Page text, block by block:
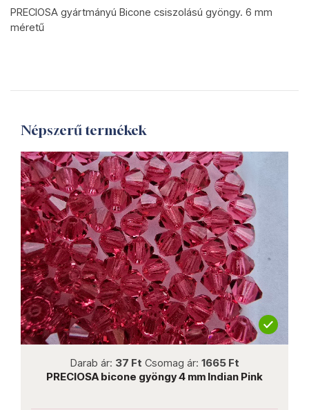
PRECIOSA gyártmányú Bicone csiszolású gyöngy. 6 mm
méretű
Népszerű termékek
Darab ár: 37 Ft Csomag ár: 1665 Ft
PRECIOSA bicone gyöngy 4 mm Indian Pink